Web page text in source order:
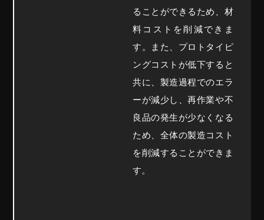
ることができるため、材
料コストを削減できま
す。また、プロトタイピ
ングコストが低下すると
共に、製造過程でのエラ
ーが減少し、再作業や不
良品の発生が少なくなる
ため、全体の製造コスト
を削減することができま
す。